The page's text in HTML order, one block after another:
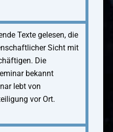
Texte gelesen, die
Sicht mit
Die
bekannt
lebt von
vor Ort.